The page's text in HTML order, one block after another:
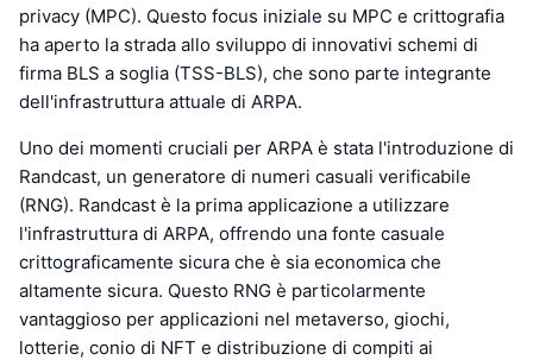
privacy (MPC). Questo focus iniziale su MPC e crittografia
ha aperto la strada allo sviluppo di innovativi schemi di
firma BLS a soglia (TSS-BLS), che sono parte integrante
dell'infrastruttura attuale di ARPA.
Uno dei momenti cruciali per ARPA è stata l'introduzione di
Randcast, un generatore di numeri casuali verificabile
(RNG). Randcast è la prima applicazione a utilizzare
l'infrastruttura di ARPA, offrendo una fonte casuale
crittograficamente sicura che è sia economica che
altamente sicura. Questo RNG è particolarmente
vantaggioso per applicazioni nel metaverso, giochi,
lotterie, conio di NFT e distribuzione di compiti ai